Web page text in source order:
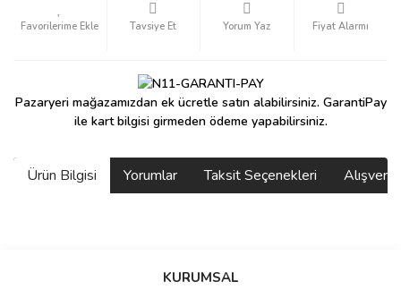
Tavsiye Et Yorum Yaz Fiyat Alarmı
Pazaryeri mağazamızdan ek ücretle satın alabilirsiniz. GarantiPay
ile kart bilgisi girmeden ödeme yapabilirsiniz.
Ürün Bilgisi Yorumlar Taksit Seçenekleri
Bu ürüne ilk yorumu siz yapın!
KURUMSAL